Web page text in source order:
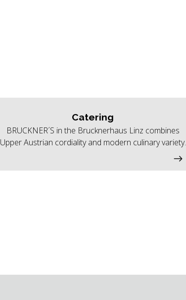
Catering
BRUCKNER´S in the Brucknerhaus Linz combines
Upper Austrian cordiality and modern culinary variety.